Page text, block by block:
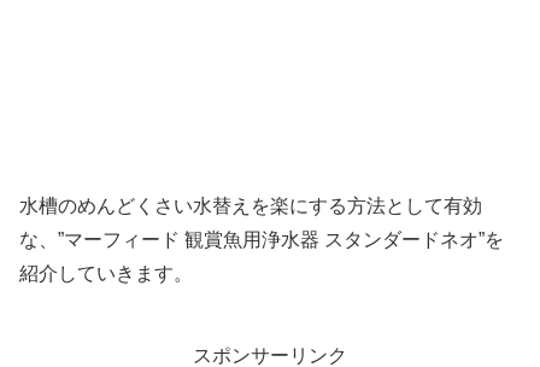
水槽のめんどくさい水替えを楽にする方法として有効
な、”マーフィード 観賞魚用浄水器 スタンダードネオ”を
紹介していきます。
スポンサーリンク